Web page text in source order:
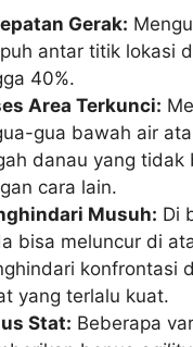
Gerak:
antar titik lokasi
40%.
Area Terkunci:
gua bawah air
danau yang tidak
cara lain.
Musuh: Di
bisa meluncur di
konfrontasi
yang terlalu kuat.
Stat: Beberapa